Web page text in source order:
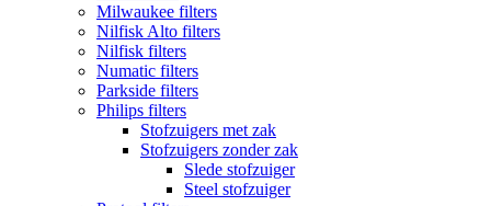
Milwaukee filters
Nilfisk Alto filters
Nilfisk filters
Numatic filters
Parkside filters
Philips filters
Stofzuigers met zak
Stofzuigers zonder zak
Slede stofzuiger
Steel stofzuiger